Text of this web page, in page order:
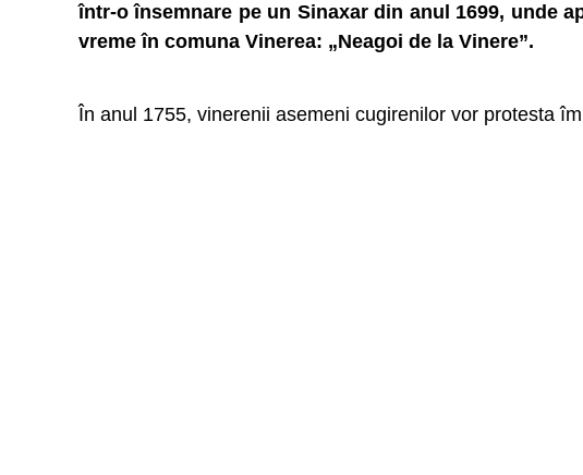
într-o însemnare pe un Sinaxar din anul 1699, unde
vreme în comuna Vinerea: „Neagoi de la Vinere”.
În anul 1755, vinerenii asemeni cugirenilor vor protesta